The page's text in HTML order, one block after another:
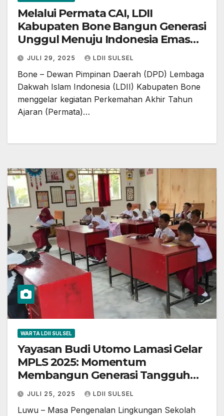
Melalui Permata CAI, LDII
Kabupaten Bone Bangun Generasi
Unggul Menuju Indonesia Emas
2045
JULI 29, 2025 LDII SULSEL
Bone – Dewan Pimpinan Daerah (DPD) Lembaga
Dakwah Islam Indonesia (LDII) Kabupaten Bone
menggelar kegiatan Perkemahan Akhir Tahun
Ajaran (Permata)…
WARTA LDII SULSEL
Yayasan Budi Utomo Lamasi Gelar
MPLS 2025: Momentum
Membangun Generasi Tangguh
dan Berkarakter
JULI 25, 2025 LDII SULSEL
Luwu – Masa Pengenalan Lingkungan Sekolah